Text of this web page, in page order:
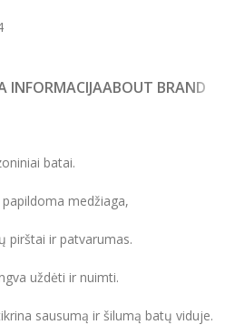
INFORMACIJAABOUT BRAND
batai.
medžiaga,
pirštai ir patvarumas.
uždėti ir nuimti.
sausumą ir šilumą batų viduje.